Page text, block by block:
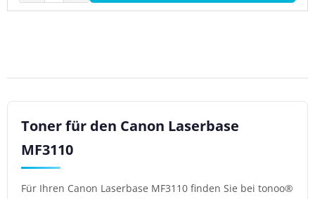
Toner für den Canon Laserbase
MF3110
Für Ihren Canon Laserbase MF3110 finden Sie bei tonoo®